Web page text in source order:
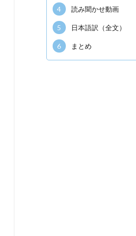
4 読み聞かせ動画
5 日本語訳（全文）
6 まとめ